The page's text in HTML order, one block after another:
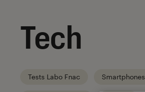
Tech
Tests Labo Fnac Smartphones